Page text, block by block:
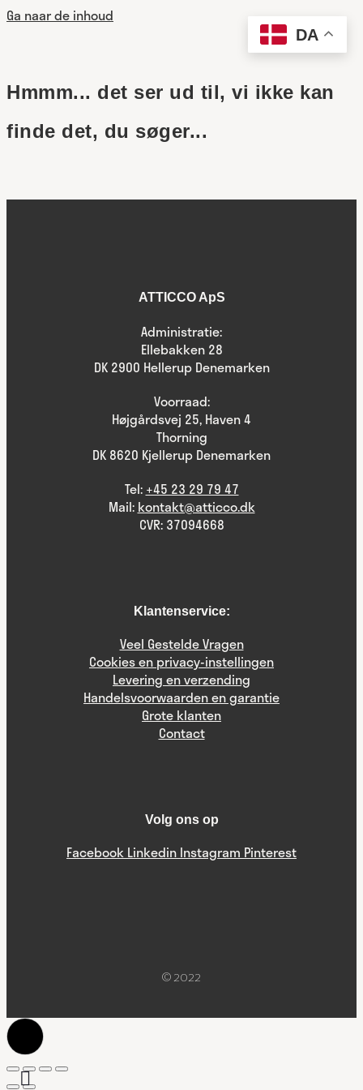
Ga naar de inhoud
Hmmm... det ser ud til, vi ikke kan
finde det, du søger...
ATTICCO ApS
Administratie:
Ellebakken 28
DK 2900 Hellerup Denemarken
Voorraad:
Højgårdsvej 25, Haven 4
Thorning
DK 8620 Kjellerup Denemarken
Tel: +45 23 29 79 47
Mail: kontakt@atticco.dk
CVR: 37094668
Klantenservice:
Veel Gestelde Vragen
Cookies en privacy-instellingen
Levering en verzending
Handelsvoorwaarden en garantie
Grote klanten
Contact
Volg ons op
Facebook Linkedin Instagram Pinterest
© 2022
DA